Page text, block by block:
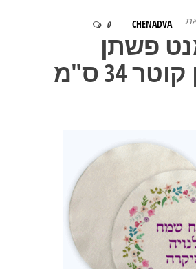
CHENADVA
0
פשתן
לשולחן קוטר 34 ס"מ